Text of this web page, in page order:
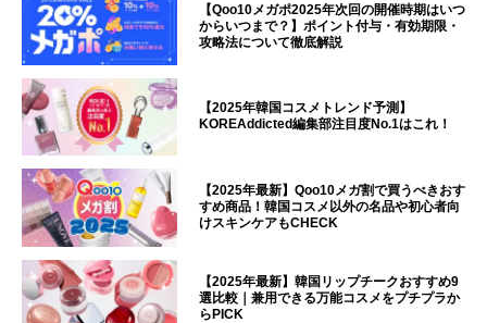
【Qoo10メガポ2025年次回の開催時期はいつ
からいつまで？】ポイント付与・有効期限・
攻略法について徹底解説
【2025年韓国コスメトレンド予測】
KOREAddicted編集部注目度No.1はこれ！
【2025年最新】Qoo10メガ割で買うべきおす
すめ商品！韓国コスメ以外の名品や初心者向
けスキンケアもCHECK
【2025年最新】韓国リップチークおすすめ9
選比較｜兼用できる万能コスメをプチプラか
らPICK